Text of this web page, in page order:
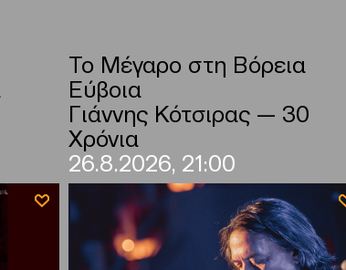
Το Μέγαρο στη Βόρεια
Εύβοια
Γιάννης Κότσιρας — 30
Χρόνια
26.8.2026, 21:00